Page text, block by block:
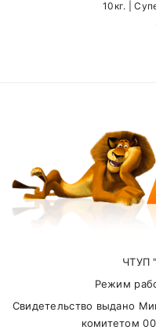
Внимание
суммы заказа.
В другие
10кг. |
ЧТУП
Режим
Свидетельство выдано
комитетом